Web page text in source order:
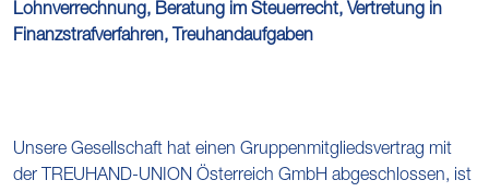
Lohnverrechnung, Beratung im Steuerrecht, Vertretung in
Finanzstrafverfahren, Treuhandaufgaben
Unsere Gesellschaft hat einen Gruppenmitgliedsvertrag mit
der TREUHAND-UNION Österreich GmbH abgeschlossen, ist